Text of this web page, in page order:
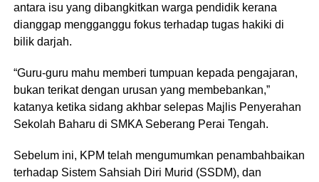
antara isu yang dibangkitkan warga pendidik kerana
dianggap mengganggu fokus terhadap tugas hakiki di
bilik darjah.
“Guru-guru mahu memberi tumpuan kepada pengajaran,
bukan terikat dengan urusan yang membebankan,”
katanya ketika sidang akhbar selepas Majlis Penyerahan
Sekolah Baharu di SMKA Seberang Perai Tengah.
Sebelum ini, KPM telah mengumumkan penambahbaikan
terhadap Sistem Sahsiah Diri Murid (SSDM), dan